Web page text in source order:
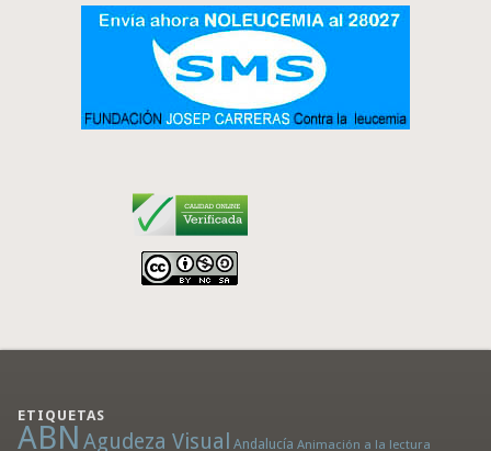
ETIQUETAS
ABN Agudeza Visual Andalucía Animación a la lectura